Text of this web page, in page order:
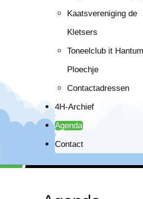
Kaatsvereniging de
Kletsers
Toneelclub it
Ploechje
Contactadressen
4H-Archief
Agenda
Contact